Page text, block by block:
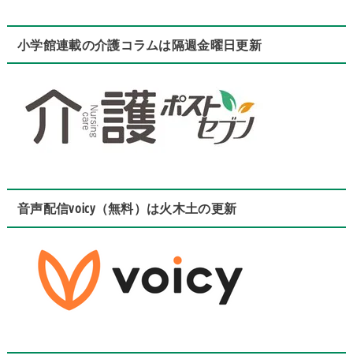
小学館連載の介護コラムは隔週金曜日更新
音声配信voicy（無料）は火木土の更新